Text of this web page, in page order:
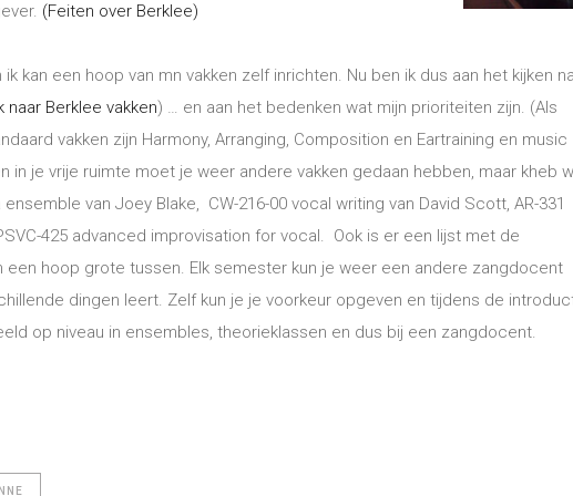
(Feiten over Berklee)
kan een hoop van mn vakken zelf inrichten. Nu ben ik dus aan het kijken
naar Berklee vakken) … en aan het bedenken wat mijn prioriteiten zijn. (Als
vakken zijn Harmony, Arranging, Composition en Eartraining en music
in je vrije ruimte moet je weer andere vakken gedaan hebben, maar kheb
van Joey Blake, CW-216-00 vocal writing van David Scott, AR-331
425 advanced improvisation for vocal. Ook is er een lijst met de
hoop grote tussen. Elk semester kun je weer een andere zangdocent
dingen leert. Zelf kun je je voorkeur opgeven en tijdens de
op niveau in ensembles, theorieklassen en dus bij een zangdocent.